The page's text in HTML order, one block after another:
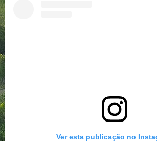
Ver esta publicação no